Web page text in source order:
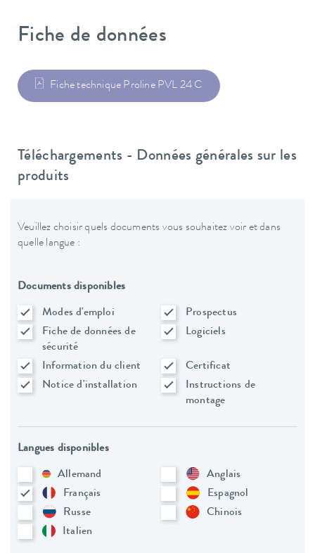
Fiche de données
Fiche technique Proline PVL 24 C
Téléchargements - Données générales sur les
produits
Veuillez choisir quels documents vous souhaitez voir et dans
quelle langue :
Documents disponibles
Modes d'emploi
Prospectus
Fiche de données de
sécurité
Logiciels
Information du client
Certificat
Notice d'installation
Instructions de
montage
Langues disponibles
Allemand
Anglais
Français
Espagnol
Russe
Chinois
Italien